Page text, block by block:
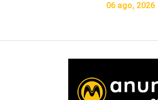
06 ago, 2026